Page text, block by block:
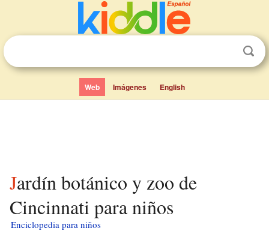
Web Imágenes English
Jardín botánico y zoo de
Cincinnati para niños
Enciclopedia para niños